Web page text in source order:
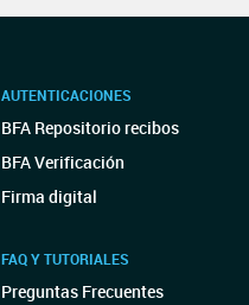
AUTENTICACIONES
BFA Repositorio recibos
BFA Verificación
Firma digital
FAQ Y TUTORIALES
Preguntas Frecuentes